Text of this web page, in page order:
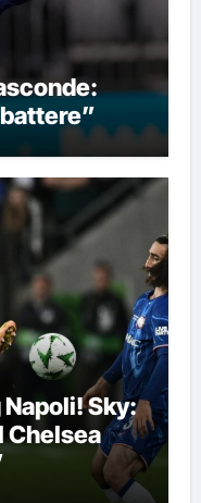
Sky:
Chelsea